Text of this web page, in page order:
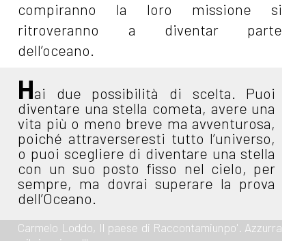
compiranno la loro missione si
ritroveranno a diventar parte
dell’oceano.
Hai due possibilità di scelta. Puoi
diventare una stella cometa, avere una
vita più o meno breve ma avventurosa,
poiché attraverseresti tutto l’universo,
o puoi scegliere di diventare una stella
con un suo posto fisso nel cielo, per
sempre, ma dovrai superare la prova
dell’Oceano.
Carmelo Loddo, Il paese di Raccontamiunpo'. Azzurra